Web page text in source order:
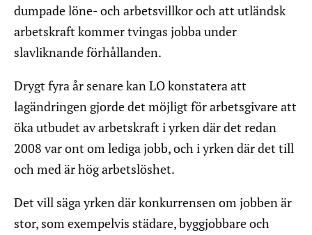
dumpade löne- och arbetsvillkor och att utländsk
arbetskraft kommer tvingas jobba under
slavliknande förhållanden.
Drygt fyra år senare kan LO konstatera att
lagändringen gjorde det möjligt för arbetsgivare att
öka utbudet av arbetskraft i yrken där det redan
2008 var ont om lediga jobb, och i yrken där det till
och med är hög arbetslöshet.
Det vill säga yrken där konkurrensen om jobben är
stor, som exempelvis städare, byggjobbare och